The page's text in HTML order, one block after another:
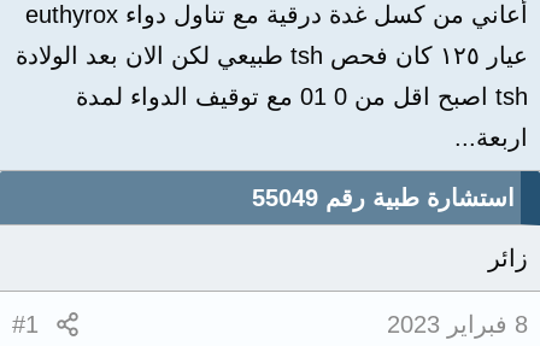
أعاني من كسل غدة درقية مع تناول دواء euthyrox
عيار ١٢٥ كان فحص tsh طبيعي لكن الان بعد الولادة
tsh اصبح اقل من 0 01 مع توقيف الدواء لمدة
اربعة...
استشارة طبية رقم 55049
زائر
8 فبراير 2023 #1